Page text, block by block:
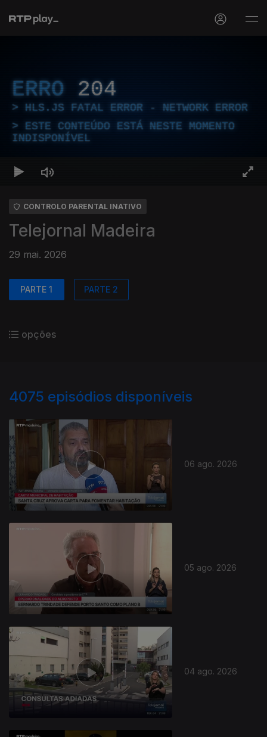
ERRO 204
HLS.JS FATAL ERROR - NETWORK ERROR
ESTE CONTEÚDO ESTÁ NESTE MOMENTO
INDISPONÍVEL
CONTROLO PARENTAL INATIVO
Telejornal Madeira
29 mai. 2026
PARTE 1 PARTE 2
opções
4075 episódios disponíveis
06 ago. 2026
05 ago. 2026
04 ago. 2026